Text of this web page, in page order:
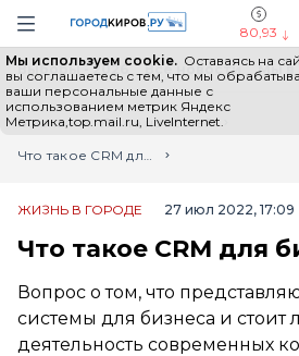
Навигация сайта
80,93
Мы используем cookie. Оставаясь на
вы соглашаетесь с тем, что мы
ваши персональные данные с
использованием метрик Яндекс
Метрика,top.mail.ru, LiveInternet.
Выборы - 2026 Все новости Мы в
Главная
Лента новостей
Что такое CRM для бизнеса?
ЖИЗНЬ В ГОРОДЕ 27 июл 2022, 17:09
Что такое CRM для
Вопрос о том, что
системы для бизнеса и стоит
деятельность современных